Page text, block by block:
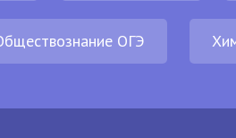
ОГЭ